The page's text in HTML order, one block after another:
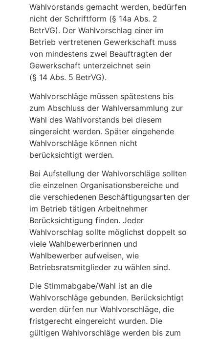
Wahlvorstands gemacht werden, bedürfen
nicht der Schriftform (§ 14a Abs. 2
BetrVG). Der Wahlvorschlag einer im
Betrieb vertretenen Gewerkschaft muss
von mindestens zwei Beauftragten der
Gewerkschaft unterzeichnet sein
(§ 14 Abs. 5 BetrVG).
Wahlvorschläge müssen spätestens bis
zum Abschluss der Wahlversammlung zur
Wahl des Wahlvorstands bei diesem
eingereicht werden. Später eingehende
Wahlvorschläge können nicht
berücksichtigt werden.
Bei Aufstellung der Wahlvorschläge sollten
die einzelnen Organisationsbereiche und
die verschiedenen Beschäftigungsarten der
im Betrieb tätigen Arbeitnehmer
Berücksichtigung finden. Jeder
Wahlvorschlag sollte möglichst doppelt so
viele Wahlbewerberinnen und
Wahlbewerber aufweisen, wie
Betriebsratsmitglieder zu wählen sind.
Die Stimmabgabe/Wahl ist an die
Wahlvorschläge gebunden. Berücksichtigt
werden dürfen nur Wahlvorschläge, die
fristgerecht eingereicht wurden. Die
gültigen Wahlvorschläge werden bis zum